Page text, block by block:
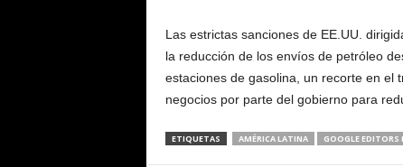
Las estrictas sanciones de EE.UU.
la reducción de los envíos de petróleo
estaciones de gasolina, un recorte en el
negocios por parte del gobierno para
ETIQUETAS AMÉRICA LATINA GOOGLE EDITORS